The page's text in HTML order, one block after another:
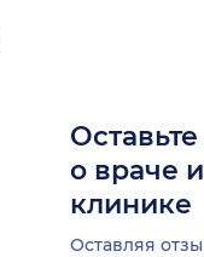
о враче
клинике
Оставляя